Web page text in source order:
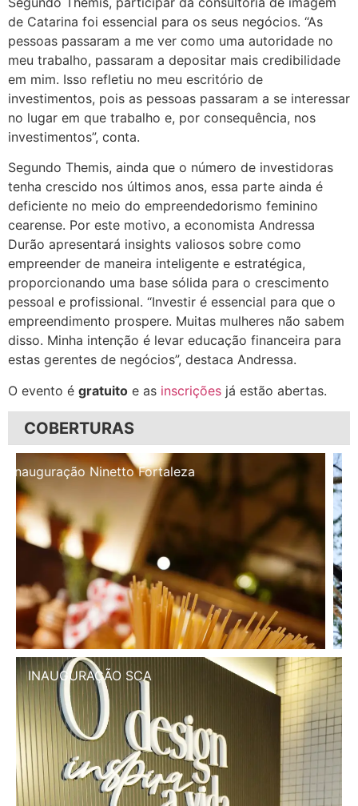
de Catarina foi essencial para os seus negócios. “As
pessoas passaram a me ver como uma autoridade no
meu trabalho, passaram a depositar mais credibilidade
em mim. Isso refletiu no meu escritório de
investimentos, pois as pessoas passaram a se interessar
no lugar em que trabalho e, por consequência, nos
investimentos”, conta.
Segundo Themis, ainda que o número de investidoras
tenha crescido nos últimos anos, essa parte ainda é
deficiente no meio do empreendedorismo feminino
cearense. Por este motivo, a economista Andressa
Durão apresentará insights valiosos sobre como
empreender de maneira inteligente e estratégica,
proporcionando uma base sólida para o crescimento
pessoal e profissional. “Investir é essencial para que o
empreendimento prospere. Muitas mulheres não sabem
disso. Minha intenção é levar educação financeira para
estas gerentes de negócios”, destaca Andressa.
O evento é gratuito e as inscrições já estão abertas.
COBERTURAS
Inauguração Illa Café
INAUGURAÇÃO SCA